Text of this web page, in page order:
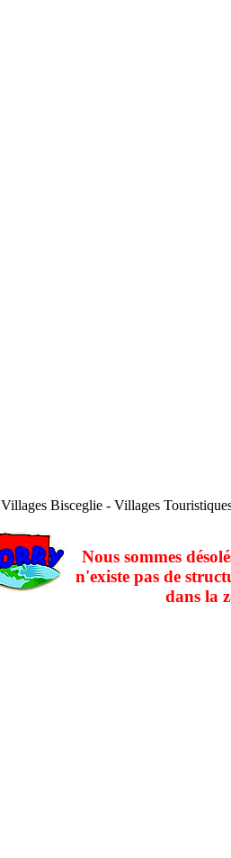
Villages Bisceglie - Villages
Nous sommes
n'existe pas de
dans la